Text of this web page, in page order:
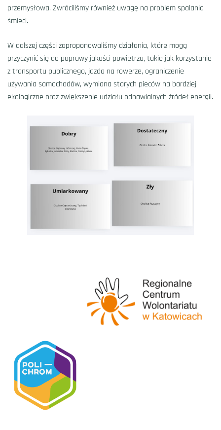
przemysłowa. Zwróciliśmy również uwagę na problem spalania
śmieci.
W dalszej części zaproponowaliśmy działania, które mogą
przyczynić się do poprawy jakości powietrza, takie jak korzystanie
z transportu publicznego, jazda na rowerze, ograniczenie
używania samochodów, wymiana starych pieców na bardziej
ekologiczne oraz zwiększenie udziału odnawialnych źródeł energii.